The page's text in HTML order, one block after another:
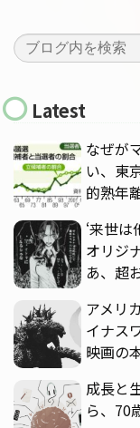
Latest
なぜが
い、東
的熟年
‘来世は
オリジ
あ、超
アメリ
イナス
映画の
成長と
ら、70